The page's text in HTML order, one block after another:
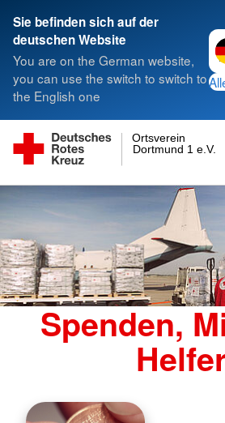
Sie befinden sich auf der
deutschen Website
You are on the German website,
you can use the switch to switch to
the English one
Dortmund 1 e.V.
Ortsverein
Spenden,